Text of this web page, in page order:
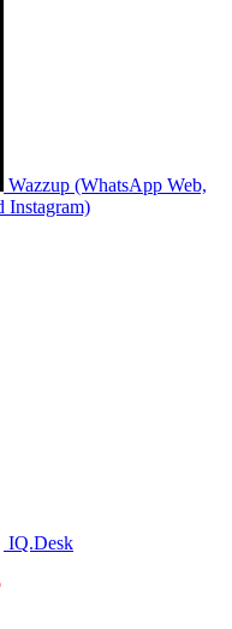
Wazzup (WhatsApp Web,
Instagram)
IQ.Desk